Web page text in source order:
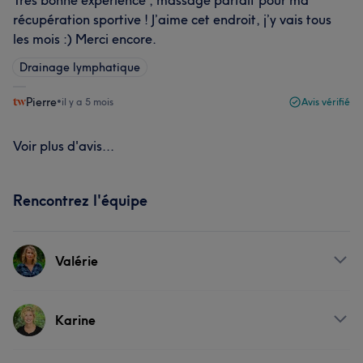
récupération sportive ! J’aime cet endroit, j’y vais tous
les mois :) Merci encore.
Drainage lymphatique
Pierre•il y a 5 mois Avis vérifié
Voir plus d'avis...
Rencontrez l'équipe
Valérie
À propos
Praticienne Sophrologue certifiée, je vous accompagne
Karine